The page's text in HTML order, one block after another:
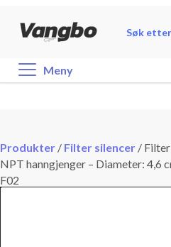
search
Meny
Produkter / Filter silencer / Filter
NPT hanngjenger – Diameter: 4,6
F02